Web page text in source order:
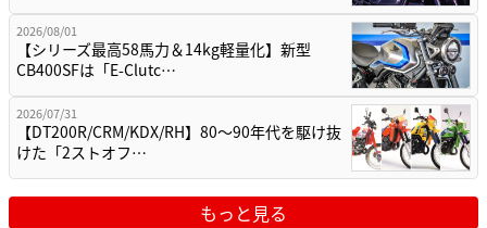
2026/08/01
【シリーズ最高58馬力＆14kg軽量化】新型
CB400SFは「E-Clutc…
2026/07/31
【DT200R/CRM/KDX/RH】80〜90年代を駆け抜
けた「2ストオフ…
もっと見る